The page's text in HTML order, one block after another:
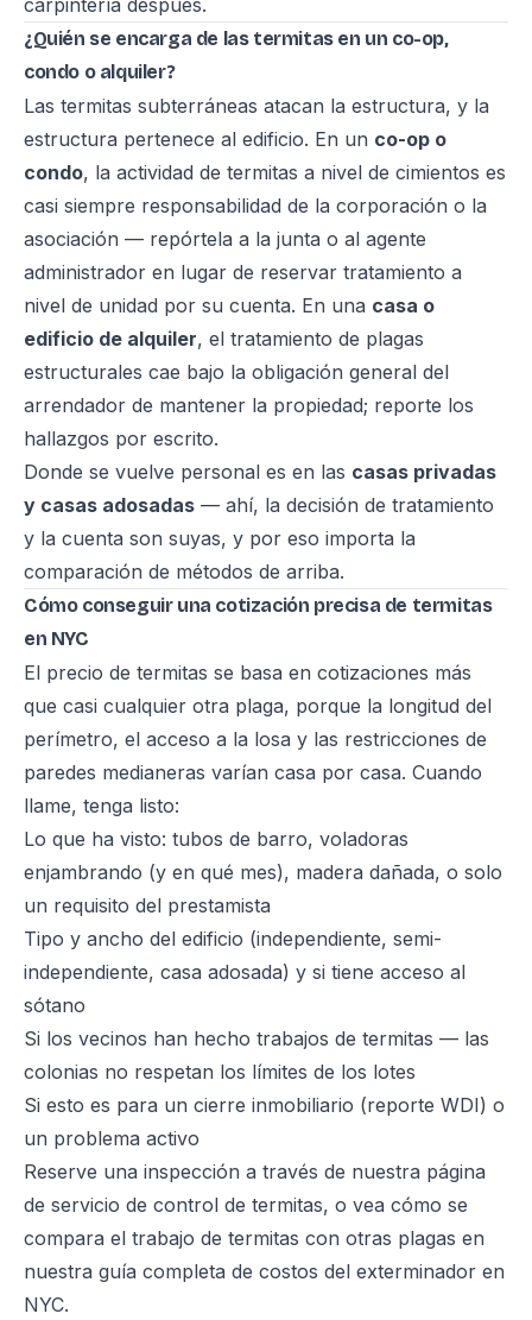
carpintería después.
¿Quién se encarga de las termitas en un co-op,
condo o alquiler?
Las termitas subterráneas atacan la estructura, y la
estructura pertenece al edificio. En un co-op o
condo, la actividad de termitas a nivel de cimientos es
casi siempre responsabilidad de la corporación o la
asociación — repórtela a la junta o al agente
administrador en lugar de reservar tratamiento a
nivel de unidad por su cuenta. En una casa o
edificio de alquiler, el tratamiento de plagas
estructurales cae bajo la obligación general del
arrendador de mantener la propiedad; reporte los
hallazgos por escrito.
Donde se vuelve personal es en las casas privadas
y casas adosadas — ahí, la decisión de tratamiento
y la cuenta son suyas, y por eso importa la
comparación de métodos de arriba.
Cómo conseguir una cotización precisa de termitas
en NYC
El precio de termitas se basa en cotizaciones más
que casi cualquier otra plaga, porque la longitud del
perímetro, el acceso a la losa y las restricciones de
paredes medianeras varían casa por casa. Cuando
llame, tenga listo:
Lo que ha visto: tubos de barro, voladoras
enjambrando (y en qué mes), madera dañada, o solo
un requisito del prestamista
Tipo y ancho del edificio (independiente, semi-
independiente, casa adosada) y si tiene acceso al
sótano
Si los vecinos han hecho trabajos de termitas — las
colonias no respetan los límites de los lotes
Si esto es para un cierre inmobiliario (reporte WDI) o
un problema activo
Reserve una inspección a través de nuestra página
de servicio de control de termitas, o vea cómo se
compara el trabajo de termitas con otras plagas en
nuestra guía completa de costos del exterminador en
NYC.